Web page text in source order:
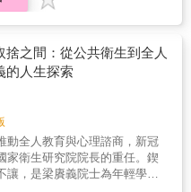
，一個又一個為臺灣爭自由與
或在刑場壯烈成仁，或在火燒
遠走他鄉自我放逐
他們用自己的青春與熱血，在那
燃著引領後人前行的光，讓後
堅定前行。 & 在《暗夜傳燈
楊渡以摯情的文字記錄那些在
為這一塊土地、文化默默奉獻
想從齊治平、呂佛庭、李仲
一葦、余紀忠、楊惠敏、齊邦
書揚、黃順興、陳映真、吳耀
中有許多知識份子、文學人、
臺灣社會，無計安置這些南渡
讀書人藝術家只好下鄉求職，
謀生，就算最不濟的，也會擺
賣書養家。這些來臺的學者文
元的文化，帶來了更多或濃妝
這些在大時代裡漂泊的生命，
，撒落一批又一批的種子，為
耕付出，成為戰後百廢待舉年
捨之間：從公共衛生到全人
的人生探索
動全人教育與心理諮商，新冠
家衛生研究院院長的重任。鍥
讓，是梁賡義院士為年輕學子